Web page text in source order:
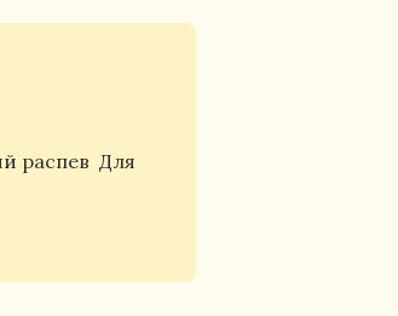
распев Для